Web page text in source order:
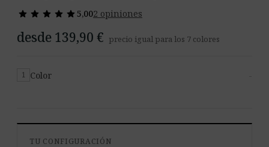
star star star star star
star star star star star5,002 opiniones
desde 139,90 € precio igual para los 7 colores
1 Color
TU CONFIGURACIÓN